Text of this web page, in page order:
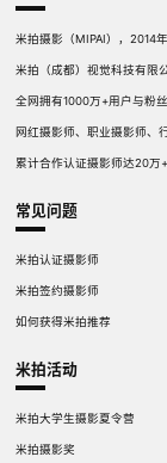
米拍摄影（MIPAI），2014
米拍（成都）视觉科技有限
全网拥有1000万+用户与粉
网红摄影师、职业摄影师、
累计合作认证摄影师达20万
常见问题
米拍认证摄影师
米拍签约摄影师
如何获得米拍推荐
米拍活动
米拍大学生摄影夏令营
米拍摄影奖